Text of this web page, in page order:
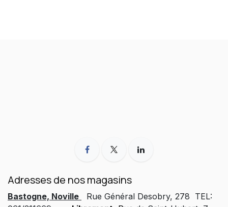
Adresses de nos magasins
Bastogne, Noville
Rue Général Desobry, 278 TEL: